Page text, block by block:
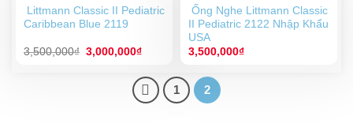
Littmann Classic II Pediatric
Caribbean Blue 2119
3,500,000₫ Giá
3,500,000₫.
3,000,000₫Giá
là:
3,000,000₫.
Ống Nghe Littmann Classic
II Pediatric 2122 Nhập Khẩu
USA
3,500,000₫
1 2